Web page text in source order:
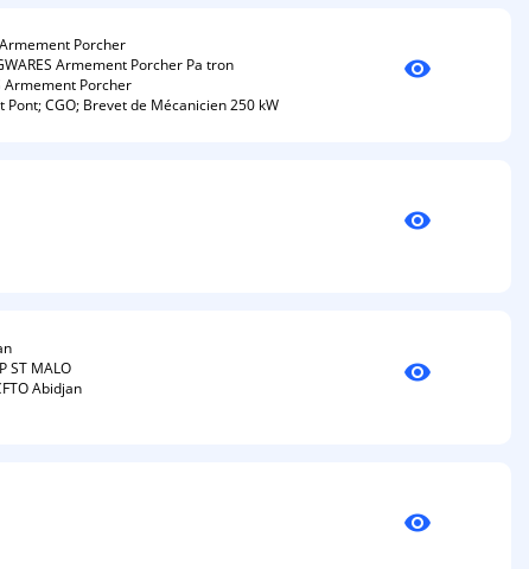
Armement Porcher
Armement Porcher Pa tron
Armement Porcher
CGO; Brevet de Mécanicien 250 kW
visibility
visibility
ST MALO
Abidjan
visibility
visibility